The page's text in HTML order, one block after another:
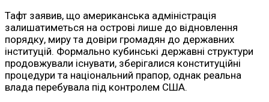
Тафт заявив, що американська адміністрація
залишатиметься на острові лише до відновлення
порядку, миру та довіри громадян до державних
інституцій. Формально кубинські державні структури
продовжували існувати, зберігалися конституційні
процедури та національний прапор, однак реальна
влада перебувала під контролем США.